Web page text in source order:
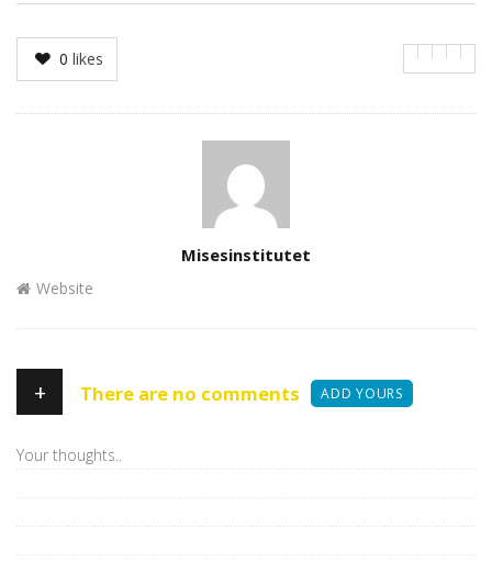
0 likes
Misesinstitutet
Website
+ There are no comments ADD YOURS